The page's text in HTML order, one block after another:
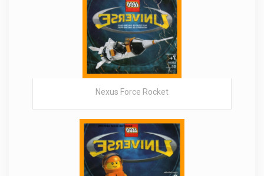
Nexus Force Rocket